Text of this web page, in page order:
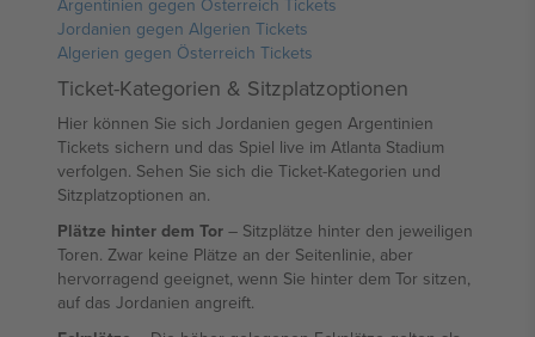
Argentinien gegen Österreich Tickets
Jordanien gegen Algerien Tickets
Algerien gegen Österreich Tickets
Ticket-Kategorien & Sitzplatzoptionen
Hier können Sie sich Jordanien gegen Argentinien
Tickets sichern und das Spiel live im Atlanta Stadium
verfolgen. Sehen Sie sich die Ticket-Kategorien und
Sitzplatzoptionen an.
Plätze hinter dem Tor – Sitzplätze hinter den jeweiligen
Toren. Zwar keine Plätze an der Seitenlinie, aber
hervorragend geeignet, wenn Sie hinter dem Tor sitzen,
auf das Jordanien angreift.